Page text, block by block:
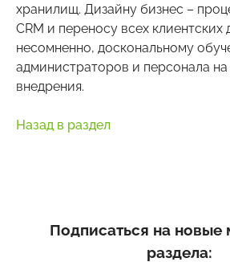
хранилищ. Дизайну бизнес –
CRM и переносу всех клиентских
несомненно, доскональному
администраторов и персонала на
внедрения.
Назад в раздел
Подписаться на новые
раздела: